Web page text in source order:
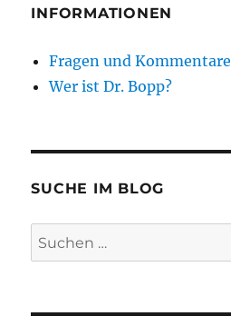
INFORMATIONEN
Fragen und Kommentare
Wer ist Dr. Bopp?
SUCHE IM BLOG
Suchen
nach: